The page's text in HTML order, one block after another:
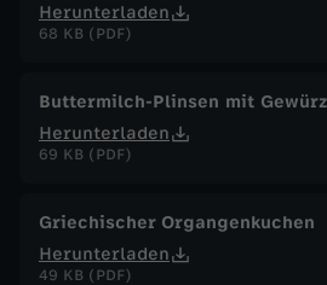
Herunterladen
68 KB (PDF)
Buttermilch-Plinsen mit
Herunterladen
69 KB (PDF)
Griechischer Organgenkuchen
Herunterladen
49 KB (PDF)